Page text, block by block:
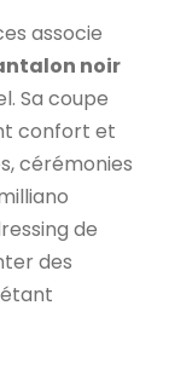
associe
noir
Sa coupe
confort et
cérémonies
de
des